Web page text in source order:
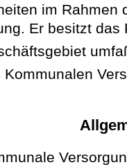
im Rahmen
Er besitzt
Kommunalen